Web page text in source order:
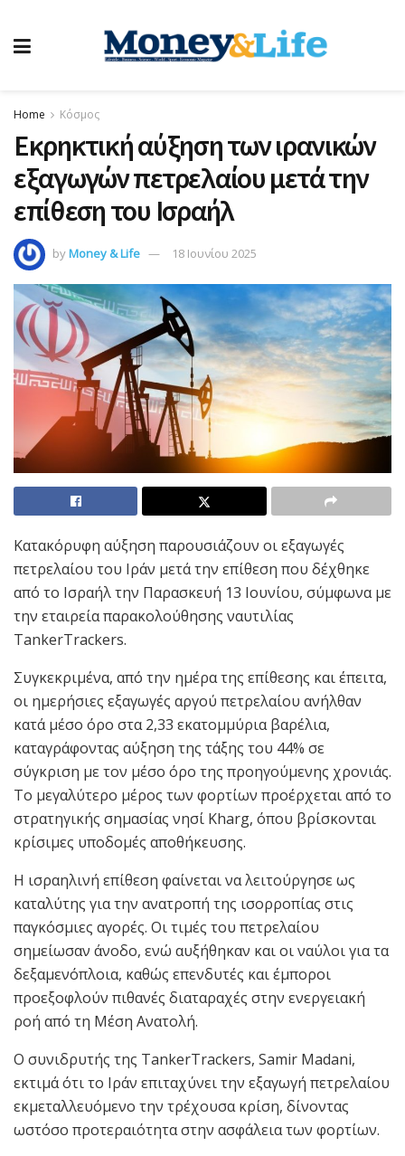
Home Κόσμος
Εκρηκτική αύξηση των ιρανικών
εξαγωγών πετρελαίου μετά την
επίθεση του Ισραήλ
byMoney & Life 18 Ιουνίου 2025
Κατακόρυφη αύξηση παρουσιάζουν οι εξαγωγές
πετρελαίου του Ιράν μετά την επίθεση που δέχθηκε
από το Ισραήλ την Παρασκευή 13 Ιουνίου, σύμφωνα με
την εταιρεία παρακολούθησης ναυτιλίας
TankerTrackers.
Συγκεκριμένα, από την ημέρα της επίθεσης και έπειτα,
οι ημερήσιες εξαγωγές αργού πετρελαίου ανήλθαν
κατά μέσο όρο στα 2,33 εκατομμύρια βαρέλια,
καταγράφοντας αύξηση της τάξης του 44% σε
σύγκριση με τον μέσο όρο της προηγούμενης χρονιάς.
Το μεγαλύτερο μέρος των φορτίων προέρχεται από το
στρατηγικής σημασίας νησί Kharg, όπου βρίσκονται
κρίσιμες υποδομές αποθήκευσης.
Η ισραηλινή επίθεση φαίνεται να λειτούργησε ως
καταλύτης για την ανατροπή της ισορροπίας στις
παγκόσμιες αγορές. Οι τιμές του πετρελαίου
σημείωσαν άνοδο, ενώ αυξήθηκαν και οι ναύλοι για τα
δεξαμενόπλοια, καθώς επενδυτές και έμποροι
προεξοφλούν πιθανές διαταραχές στην ενεργειακή
ροή από τη Μέση Ανατολή.
Ο συνιδρυτής της TankerTrackers, Samir Madani,
εκτιμά ότι το Ιράν επιταχύνει την εξαγωγή πετρελαίου
εκμεταλλευόμενο την τρέχουσα κρίση, δίνοντας
ωστόσο προτεραιότητα στην ασφάλεια των φορτίων.